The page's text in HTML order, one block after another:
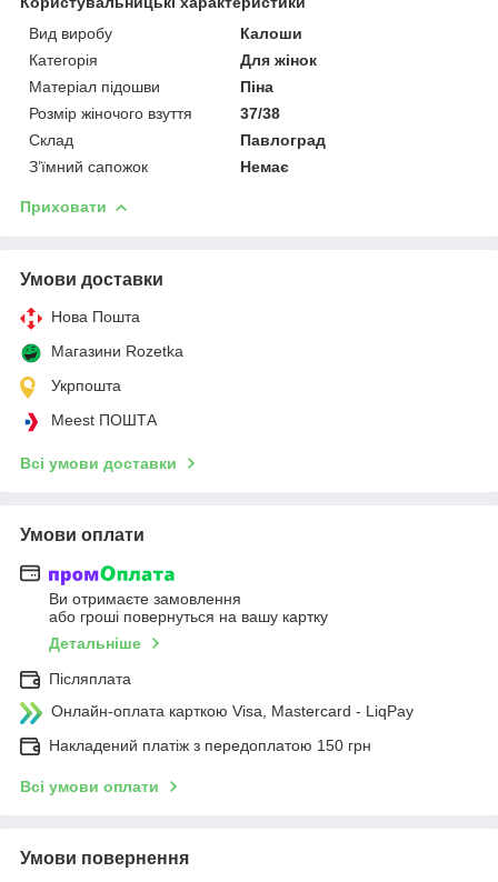
Вид виробу
Калоши
Категорія
Для жінок
Матеріал підошви
Піна
Розмір жіночого взуття
37/38
Склад
Павлоград
З’їмний сапожок
Немає
Приховати
Умови доставки
Нова Пошта
Магазини Rozetka
Укрпошта
Meest ПОШТА
Всі умови доставки
Умови оплати
Ви отримаєте замовлення
або гроші повернуться на вашу картку
Детальніше
Післяплата
Онлайн-оплата карткою Visa, Mastercard - LiqPay
Накладений платіж з передоплатою 150 грн
Всі умови оплати
Умови повернення